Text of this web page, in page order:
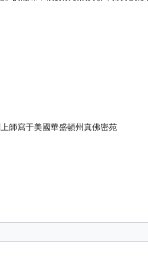
師寫于美國華盛頓州真佛密苑